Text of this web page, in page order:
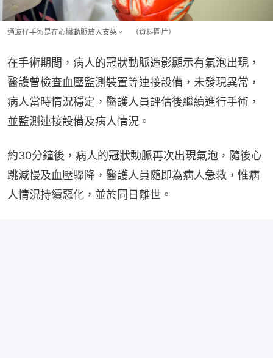
通波仔手術是在心臟動脈放入支架。 （資料圖片）
在手術期間，病人的冠狀動脈造影顯示有氣泡出現，
醫護曾檢查血壓監測裝置等連接設備，未發現異常，
病人當時情況穩定，醫護人員評估後繼續進行手術，
並監測連接設備及病人情況。
約30分鐘後，病人的冠狀動脈再次出現氣泡，隨後心
跳減慢及血壓驟降，醫護人員隨即為病人急救，惟病
人情況持續惡化，並於同日離世。